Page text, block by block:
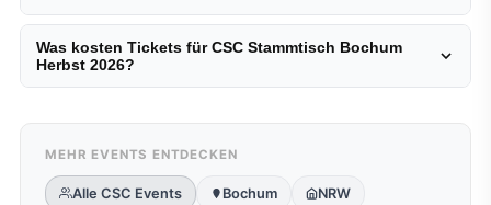
Was kosten Tickets für CSC Stammtisch Bochum
Herbst 2026?
MEHR EVENTS ENTDECKEN
Alle CSC Events Bochum NRW